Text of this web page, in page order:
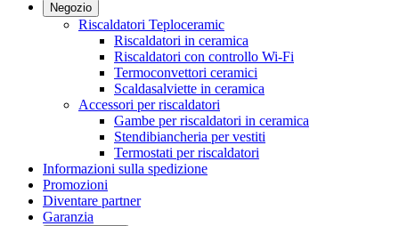
Negozio
Riscaldatori Teploceramic
Riscaldatori in ceramica
Riscaldatori con controllo Wi-Fi
Termoconvettori ceramici
Scaldasalviette in ceramica
Accessori per riscaldatori
Gambe per riscaldatori in ceramica
Stendibiancheria per vestiti
Termostati per riscaldatori
Informazioni sulla spedizione
Promozioni
Diventare partner
Garanzia